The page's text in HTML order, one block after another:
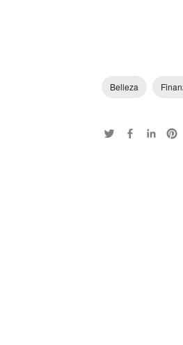
Belleza